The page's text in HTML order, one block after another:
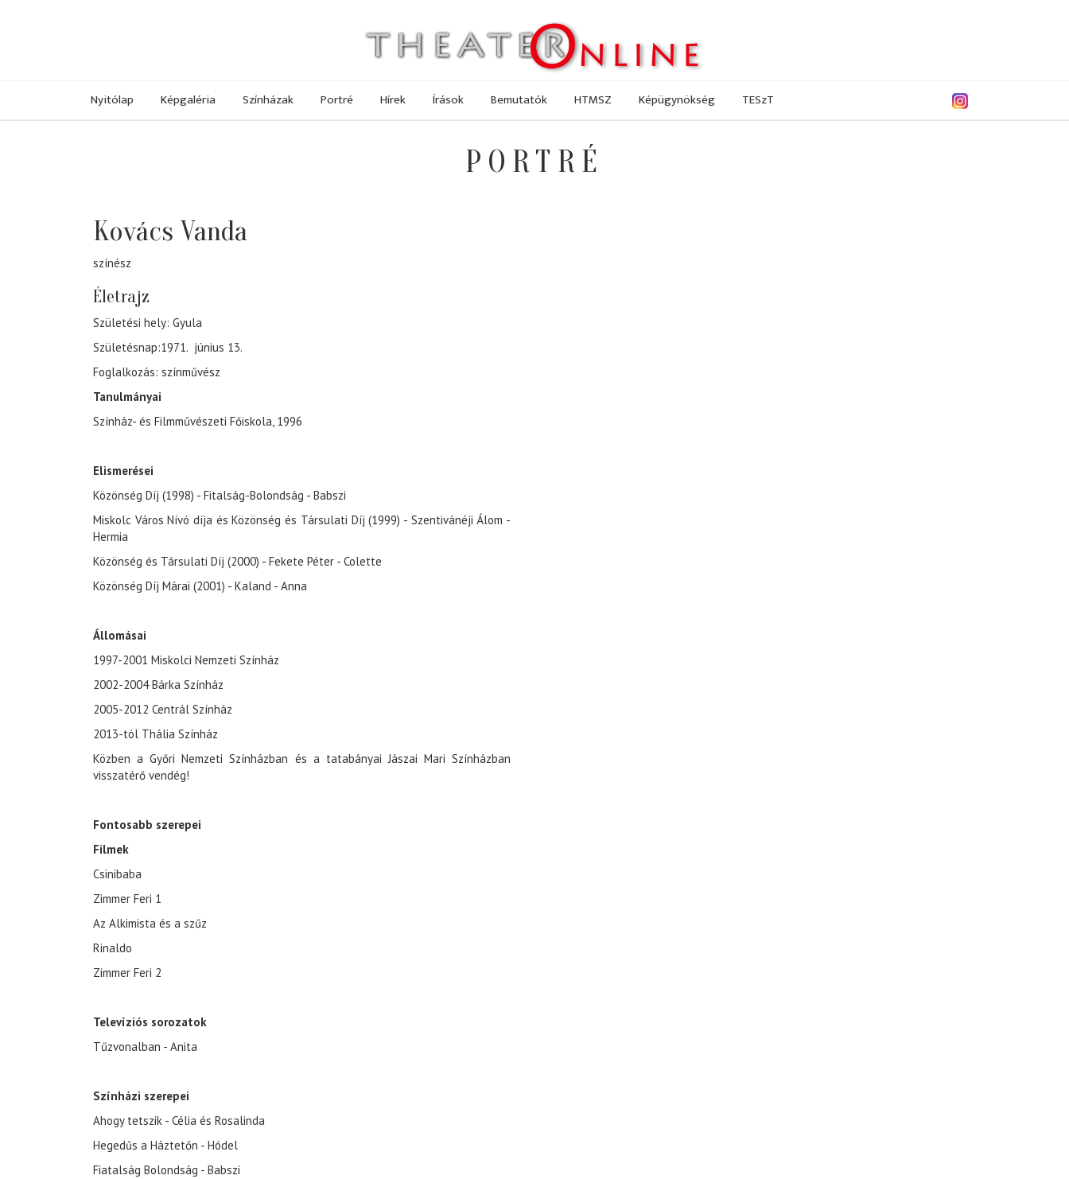
Nyitólap Képgaléria Színházak Portré Hírek Írások Bemutatók HTMSZ Képügynökség TESzT
PORTRÉ
Kovács Vanda
színész
Életrajz
Születési hely: Gyula
Születésnap:1971. június 13.
Foglalkozás: színművész
Tanulmányai
Színház- és Filmművészeti Főiskola, 1996
Elismerései
Közönség Díj (1998) - Fitalság-Bolondság - Babszi
Miskolc Város Nívó díja és Közönség és Társulati Díj (1999) - Szentivánéji Álom -
Hermia
Közönség és Társulati Díj (2000) - Fekete Péter - Colette
Közönség Díj Márai (2001) - Kaland - Anna
Állomásai
1997-2001 Miskolci Nemzeti Színház
2002-2004 Bárka Színház
2005-2012 Centrál Színház
2013-tól Thália Színház
Közben a Győri Nemzeti Színházban és a tatabányai Jászai Mari Színházban
visszatérő vendég!
Fontosabb szerepei
Filmek
Csinibaba
Zimmer Feri 1
Az Alkimista és a szűz
Rinaldo
Zimmer Feri 2
Televíziós sorozatok
Tűzvonalban - Anita
Színházi szerepei
Ahogy tetszik - Célia és Rosalinda
Hegedűs a Háztetőn - Hódel
Fiatalság Bolondság - Babszi